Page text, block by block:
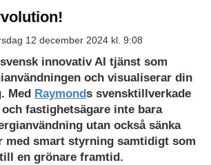
12 december 2024 kl. 9:08
innovativ AI tjänst som
och visualiserar din
Med Raymonds svensktillverkade
fastighetsägare inte bara
utan också sänka
med smart styrning samtidigt som
en grönare framtid.